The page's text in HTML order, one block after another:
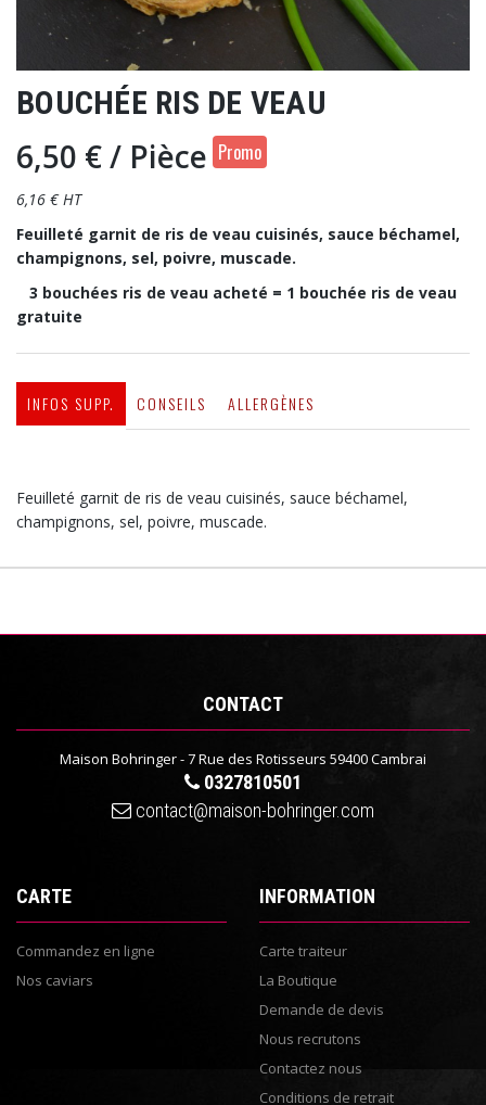
BOUCHÉE RIS DE VEAU
6,50 €/ Pièce Promo
6,16 € HT
Feuilleté garnit de ris de veau cuisinés, sauce béchamel,
champignons, sel, poivre, muscade.
3 bouchées ris de veau acheté = 1 bouchée ris de veau
gratuite
INFOS SUPP. CONSEILS ALLERGÈNES
Feuilleté garnit de ris de veau cuisinés, sauce béchamel,
champignons, sel, poivre, muscade.
CONTACT
Maison Bohringer - 7 Rue des Rotisseurs 59400 Cambrai
0327810501
contact@maison-bohringer.com
CARTE
Commandez en ligne
Nos caviars
INFORMATION
Carte traiteur
La Boutique
Demande de devis
Nous recrutons
Contactez nous
Conditions de retrait